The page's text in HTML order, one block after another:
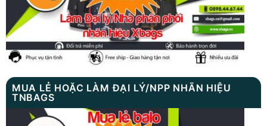
MUA LẺ HOẶC LÀM ĐẠI LÝ/NPP NHÃN HIỆU
TNBAGS